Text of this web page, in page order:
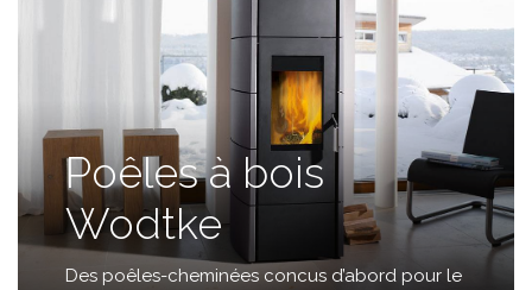
Poêles à bois
Wodtke
Des poêles-cheminées concus d’abord pour le